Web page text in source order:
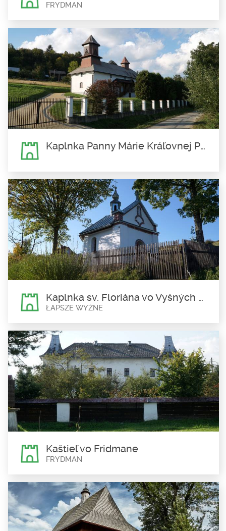
FRYDMAN
Kaplnka Navštívenia sv. Alžbety
vo Fridmane
Frydman
Kaplnka Navštívenia sv. Alžbety vo Fridmane bola postavená v
roku 1708. Dal ju...
Kaplnka Panny Márie Kráľovnej Poľska vo Falštíne
Kaplnka Panny Márie Kráľovnej
Poľska vo Falštíne
Kaplnka Panny Márie Kráľovnej Poľska vo Falštíne sa nachádza
v...
Kaplnka sv. Floriána vo Vyšných Lapšoch
ŁAPSZE WYŻNE
Kaplnka sv. Floriána vo Vyšných
Lapšoch
Łapsze Wyżne
Kaplnka sv. Floriána vo Vyšných Lapšoch bola postavená v
Kaštieľ vo Fridmane
FRYDMAN
Kaštieľ vo Fridmane
Frydman